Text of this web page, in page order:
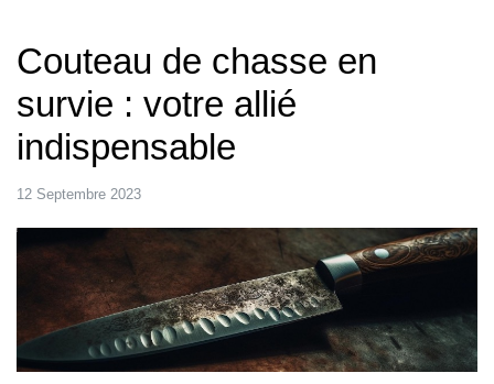
Couteau de chasse en
survie : votre allié
indispensable
12 Septembre 2023